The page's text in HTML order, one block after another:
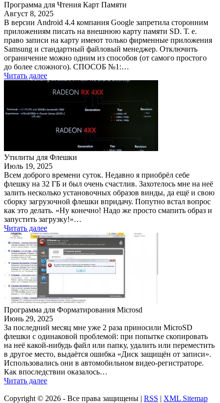
Программа для Чтения Карт Памяти
Август 8, 2025
В версии Android 4.4 компания Google запретила сторонним
приложениям писать на внешнюю карту памяти SD. Т. е.
право записи на карту имеют только фирменные приложения
Samsung и стандартный файловый менеджер. Отключить
ограничение можно одним из способов (от самого простого
до более сложного). СПОСОБ №1:…
Читать далее
Утилиты для Флешки
Июль 19, 2025
Всем доброго времени суток. Недавно я приобрёл себе
флешку на 32 ГБ и был очень счастлив. Захотелось мне на неё
залить несколько установочных образов винды, да ещё и свою
сборку загрузочной флешки впридачу. Попутно встал вопрос
как это делать. «Ну конечно! Надо же просто смапить образ и
запустить загрузку!»…
Читать далее
Программа для Форматирования Microsd
Июнь 29, 2025
За последний месяц мне уже 2 раза приносили MicroSD
флешки с одинаковой проблемой: при попытке скопировать
на неё какой-нибудь файл или папку, удалить или переместить
в другое место, выдаётся ошибка «Диск защищён от записи».
Использовались они в автомобильном видео-регистраторе.
Как впоследствии оказалось…
Читать далее
Copyright © 2026 - Все права защищены | RSS | XML Sitemap